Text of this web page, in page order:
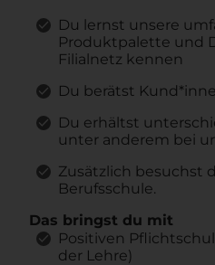
Du lernst unsere
Produktpalette und
Filialnetz kennen
Du berätst
Du erhältst
unter anderem bei
Zusätzlich besuchst
Berufsschule.
Das bringst du mit
Positiven
der Lehre)